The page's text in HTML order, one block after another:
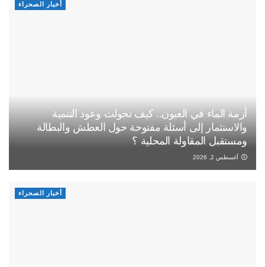
أخبار الصحراء
أزمة الماء في العيون.. كيف تحولت وعود التنمية
والاستثمار إلى أسئلة مفتوحة حول العطش والبطالة
ومستقبل المقاولة المحلية ؟
أغسطس 2, 2026
أخبار الصحراء